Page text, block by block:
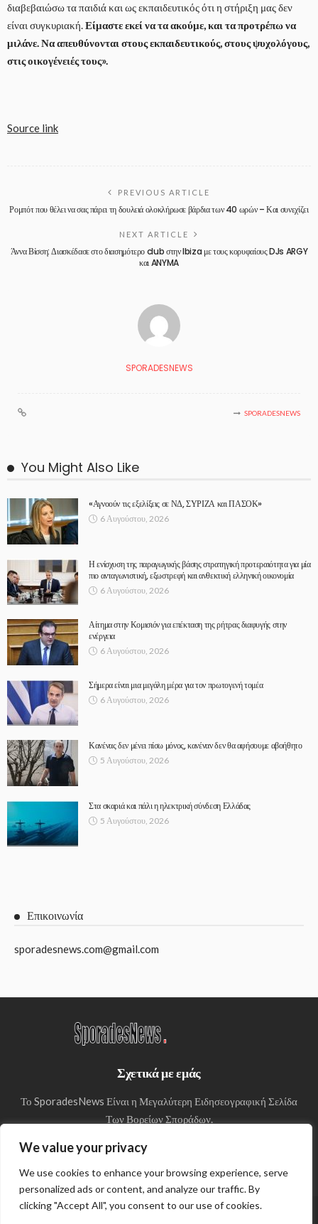
We value your privacy
We use cookies to enhance your browsing experience, serve
personalized ads or content, and analyze our traffic. By
clicking "Accept All", you consent to our use of cookies.
διαβεβαιώσω τα παιδιά και ως εκπαιδευτικός ότι η στήριξη μας δεν
είναι συγκυριακή.Είμαστε εκεί να τα ακούμε, και τα προτρέπω να
μιλάνε. Να απευθύνονται στους εκπαιδευτικούς, στους ψυχολόγους,
στις οικογένειές τους».
Source link
PREVIOUS ARTICLE
Ρομπότ που θέλει να σας πάρει τη δουλειά ολοκλήρωσε βάρδια των 40 ωρών – Και συνεχίζει
NEXT ARTICLE
Άννα Βίσση: Διασκέδασε στο διασημότερο club στην Ibiza με τους κορυφαίους DJs ARGY
και ANYMA
SPORADESNEWS
SPORADESNEWS
You Might Also Like
«Αγνοούν τις εξελίξεις σε ΝΔ, ΣΥΡΙΖΑ και ΠΑΣΟΚ»
6 Αυγούστου, 2026
Η ενίσχυση της παραγωγικής βάσης στρατηγική προτεραιότητα για μία
πιο ανταγωνιστική, εξωστρεφή και ανθεκτική ελληνική οικονομία
6 Αυγούστου, 2026
Αίτημα στην Κομισιόν για επέκταση της ρήτρας διαφυγής στην
ενέργεια
6 Αυγούστου, 2026
Σήμερα είναι μια μεγάλη μέρα για τον πρωτογενή τομέα
6 Αυγούστου, 2026
Κανένας δεν μένει πίσω μόνος, κανέναν δεν θα αφήσουμε αβοήθητο
5 Αυγούστου, 2026
Στα σκαριά και πάλι η ηλεκτρική σύνδεση Ελλάδας
5 Αυγούστου, 2026
Επικοινωνία
sporadesnews.com@gmail.com
Σχετικά με εμάς
Το SporadesNews Είναι η Μεγαλύτερη Ειδησεογραφική Σελίδα
Των Βορείων Σποράδων.
© Copyright 2024 SporadesNews